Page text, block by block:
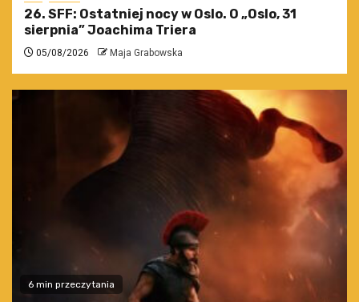
26. SFF: Ostatniej nocy w Oslo. O „Oslo, 31
sierpnia” Joachima Triera
05/08/2026 Maja Grabowska
6 min przeczytania